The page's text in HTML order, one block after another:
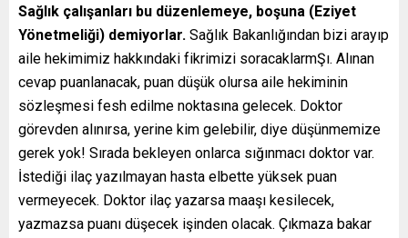
Sağlık çalışanları bu düzenlemeye, boşuna (Eziyet
Yönetmeliği) demiyorlar. Sağlık Bakanlığından bizi arayıp
aile hekimimiz hakkındaki fikrimizi soracaklarmŞı. Alınan
cevap puanlanacak, puan düşük olursa aile hekiminin
sözleşmesi fesh edilme noktasına gelecek. Doktor
görevden alınırsa, yerine kim gelebilir, diye düşünmemize
gerek yok! Sırada bekleyen onlarca sığınmacı doktor var.
İstediği ilaç yazılmayan hasta elbette yüksek puan
vermeyecek. Doktor ilaç yazarsa maaşı kesilecek,
yazmazsa puanı düşecek işinden olacak. Çıkmaza bakar